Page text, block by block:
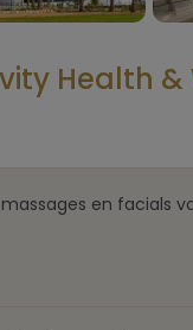
Health &
en facials